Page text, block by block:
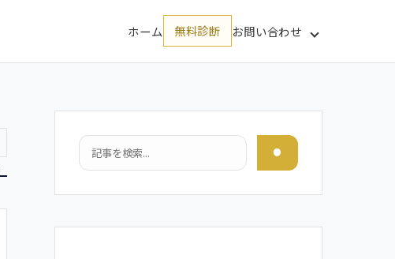
ホーム 無料診断 お問い合わせ
検索